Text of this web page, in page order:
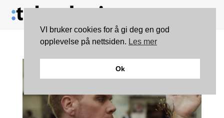
VI bruker cookies for å gi deg en god
opplevelse på nettsiden. Les mer
Ok